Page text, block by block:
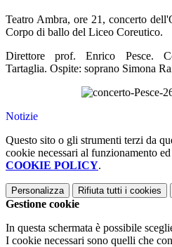
Teatro Ambra, ore 21, concerto
Corpo di ballo del Liceo Coreutico.
Direttore prof. Enrico Pesce.
Tartaglia. Ospite: soprano Simona
Notizie
Questo sito o gli strumenti terzi da
cookie necessari al funzionamento
COOKIE POLICY.
Personalizza Rifiuta tutti i cookies
Gestione cookie
In questa schermata è possibile
I cookie necessari sono quelli che